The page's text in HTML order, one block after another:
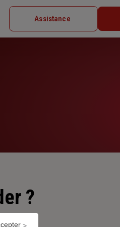
Assistance
?